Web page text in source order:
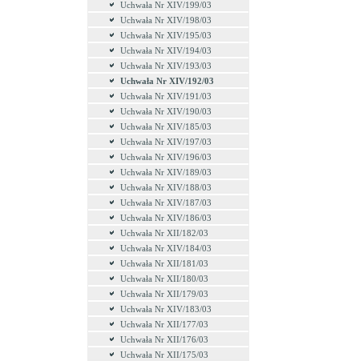
Uchwała Nr XIV/199/03
Uchwała Nr XIV/198/03
Uchwała Nr XIV/195/03
Uchwała Nr XIV/194/03
Uchwała Nr XIV/193/03
Uchwała Nr XIV/192/03
Uchwała Nr XIV/191/03
Uchwała Nr XIV/190/03
Uchwała Nr XIV/185/03
Uchwała Nr XIV/197/03
Uchwała Nr XIV/196/03
Uchwała Nr XIV/189/03
Uchwała Nr XIV/188/03
Uchwała Nr XIV/187/03
Uchwała Nr XIV/186/03
Uchwała Nr XII/182/03
Uchwała Nr XIV/184/03
Uchwała Nr XII/181/03
Uchwała Nr XII/180/03
Uchwała Nr XII/179/03
Uchwała Nr XIV/183/03
Uchwała Nr XII/177/03
Uchwała Nr XII/176/03
Uchwała Nr XII/175/03